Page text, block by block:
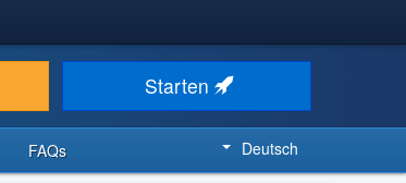
Starten
FAQs Deutsch